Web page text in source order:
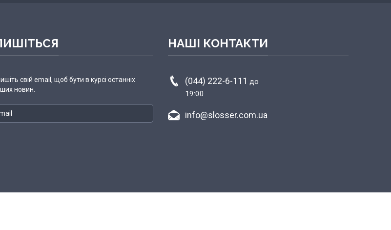
свій email, щоб бути в курсі останніх
новин.
НАШІ КОНТАКТИ
(044) 222-6-111 до
19:00
info@slosser.com.ua